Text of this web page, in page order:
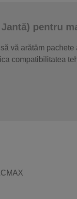
pentru
vă arătăm pachete
compatibilitatea